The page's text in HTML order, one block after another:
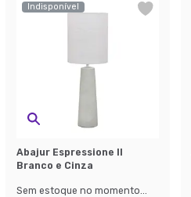
Indisponível
Abajur Espressione II
Branco e Cinza
Sem estoque no momento...